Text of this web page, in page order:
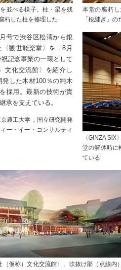
並べる様子。柱・梁を残
朽した柱を修理した
本堂の腐朽
「根継ぎ」
号で渋谷区松濤から銀
観世能楽堂〉を，8月
記念事業の一環として
文化交流館〉を紹介し
した木材100％の純木
を採用。最新の技術が貴
承を支えている。
農工大学，国立研究開発
ー・イー・コンサルティ
〈GINZA
堂の解体時に
ている
仮称）文化交流館〉。吹抜け部（点線内